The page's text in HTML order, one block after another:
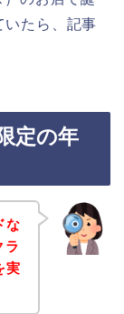
いたら、記事
定の年
な
ラ
実